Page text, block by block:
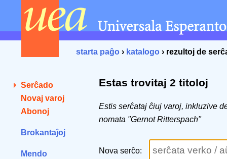
starta paĝo › katalogo › rezultoj de
Serĉado
Novaj varoj
Abonoj
Brokantaĵoj
Mendo
Estas trovitaj 2 titoloj
Estis serĉataj ĉiuj varoj, inkluzive
nomata "Gernot Ritterspach"
Nova serĉo: